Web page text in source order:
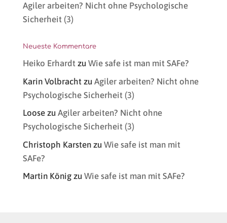
Agiler arbeiten? Nicht ohne Psychologische
Sicherheit (3)
Neueste Kommentare
Heiko Erhardtzu Wie safe ist man mit SAFe?
Karin Volbrachtzu Agiler arbeiten? Nicht ohne
Psychologische Sicherheit (3)
Loosezu Agiler arbeiten? Nicht ohne
Psychologische Sicherheit (3)
Christoph Karstenzu Wie safe ist man mit
SAFe?
Martin Königzu Wie safe ist man mit SAFe?